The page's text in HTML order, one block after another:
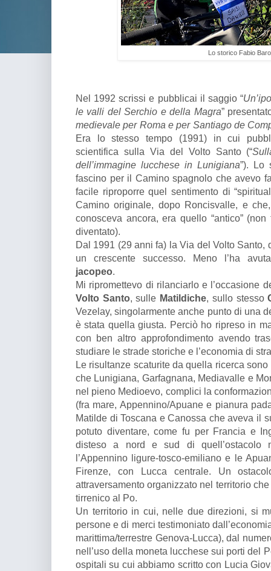
Lo storico Fabio
Nel 1992 scrissi e pubblicai il saggio “
le valli del Serchio e della Magra”
medievale per Roma e per Santiago de
Era lo stesso tempo (1991) in cui
scientifica sulla Via del Volto Santo (“
dell’immagine lucchese in Lunigiana”). Lo
fascino per il Camino spagnolo che avevo
facile riproporre quel sentimento di
Camino originale, dopo Roncisvalle, e
conosceva ancora, era quello “antico”
diventato).
Dal 1991 (29 anni fa) la Via del Volto Santo,
un crescente successo. Meno l’ha
jacopeo.
Mi ripromettevo di rilanciarlo e l’occasione
Volto Santo, sulle Matildiche, sullo stesso
Vezelay, singolarmente anche punto di una
è stata quella giusta. Perciò ho ripreso in
con ben altro approfondimento avendo
studiare le strade storiche e l’economia di
Le risultanze scaturite da quella ricerca
che Lunigiana, Garfagnana, Mediavalle e
nel pieno Medioevo, complici la
(fra mare, Appennino/Apuane e pianura
Matilde di Toscana e Canossa che aveva il
potuto diventare, come fu per Francia e
disteso a nord e sud di quell’ostacolo
l’Appennino ligure-tosco-emiliano e le
Firenze, con Lucca centrale. Un
attraversamento organizzato nel territorio
tirrenico al Po.
Un territorio in cui, nelle due direzioni, si
persone e di merci testimoniato
marittima/terrestre Genova-Lucca), dal
nell’uso della moneta lucchese sui porti del
ospitali su cui abbiamo scritto con Lucia